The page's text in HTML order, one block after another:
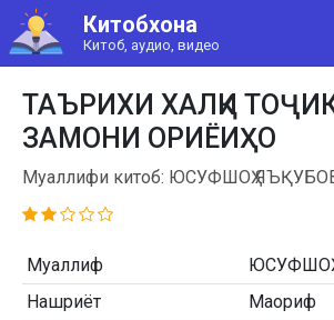
Китобхона
Китоб, аудио, видео
ТАЪРИХИ ХАЛҚИ
ЗАМОНИ ОРИЁИҲО
Муаллифи китоб: ЮСУФШОҲ
Муаллиф
Нашриёт
Маориф